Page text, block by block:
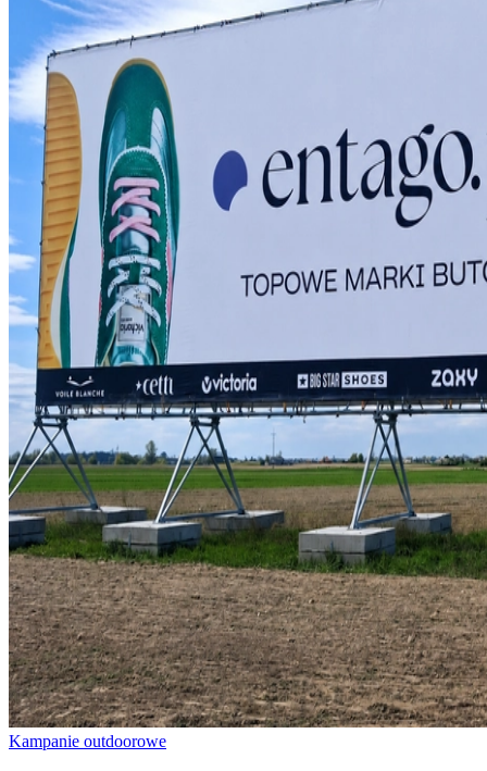
Kampanie outdoorowe